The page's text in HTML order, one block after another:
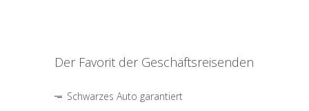
Der Favorit der Geschäftsreisenden
Schwarzes Auto garantiert